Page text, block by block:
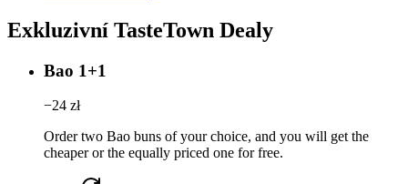
Exkluzivní TasteTown Dealy
Bao 1+1
−24 zł
Order two Bao buns of your choice, and you will get the
cheaper or the equally priced one for free.